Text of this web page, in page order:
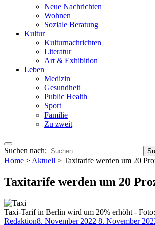
Neue Nachrichten
Wohnen
Soziale Beratung
Kultur
Kulturnachrichten
Literatur
Art & Exhibition
Leben
Medizin
Gesundheit
Public Health
Sport
Familie
Zu zweit
Suchen nach:
Home >Aktuell > Taxitarife werden um 20
Taxitarife werden um 20
Taxi-Tarif in Berlin wird um 20% erhöht -
Redaktion8. November 2022 8. November